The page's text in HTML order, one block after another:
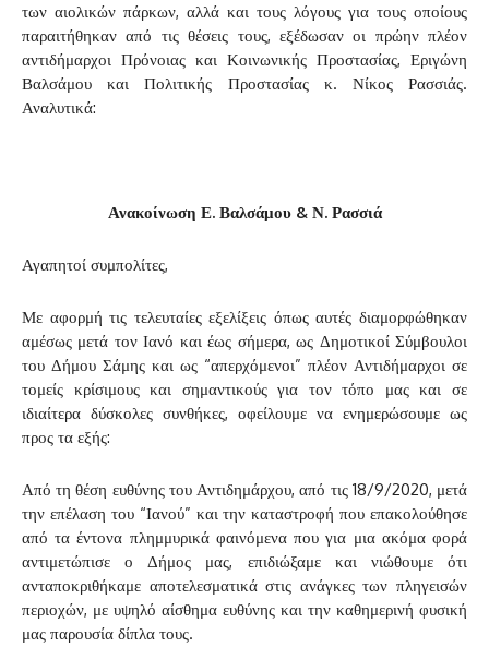
των αιολικών πάρκων, αλλά και τους λόγους για τους οποίους
παραιτήθηκαν από τις θέσεις τους, εξέδωσαν οι πρώην πλέον
αντιδήμαρχοι Πρόνοιας και Κοινωνικής Προστασίας, Εριγώνη
Βαλσάμου και Πολιτικής Προστασίας κ. Νίκος Ρασσιάς.
Αναλυτικά:
Ανακοίνωση Ε. Βαλσάμου & Ν. Ρασσιά
Αγαπητοί συμπολίτες,
Με αφορμή τις τελευταίες εξελίξεις όπως αυτές διαμορφώθηκαν
αμέσως μετά τον Ιανό και έως σήμερα, ως Δημοτικοί Σύμβουλοι
του Δήμου Σάμης και ως “απερχόμενοι” πλέον Αντιδήμαρχοι σε
τομείς κρίσιμους και σημαντικούς για τον τόπο μας και σε
ιδιαίτερα δύσκολες συνθήκες, οφείλουμε να ενημερώσουμε ως
προς τα εξής:
Από τη θέση ευθύνης του Αντιδημάρχου, από τις 18/9/2020, μετά
την επέλαση του “Ιανού” και την καταστροφή που επακολούθησε
από τα έντονα πλημμυρικά φαινόμενα που για μια ακόμα φορά
αντιμετώπισε ο Δήμος μας, επιδιώξαμε και νιώθουμε ότι
ανταποκριθήκαμε αποτελεσματικά στις ανάγκες των πληγεισών
περιοχών, με υψηλό αίσθημα ευθύνης και την καθημερινή φυσική
μας παρουσία δίπλα τους.